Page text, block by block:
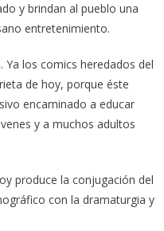
y brindan al pueblo una
entretenimiento.
Ya los comics heredados del
de hoy, porque éste
encaminado a educar
y a muchos adultos
produce la conjugación del
con la dramaturgia y